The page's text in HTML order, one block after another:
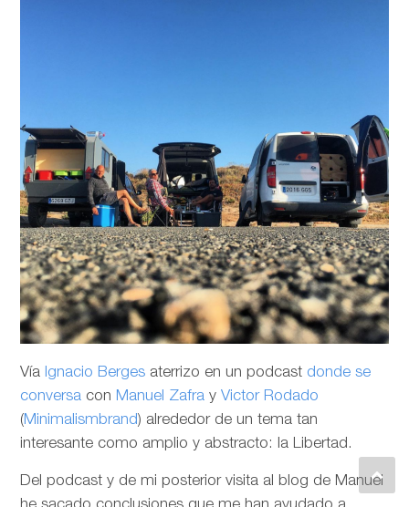
Vía Ignacio Berges aterrizo en un podcast donde se
conversa con Manuel Zafra y Victor Rodado
(Minimalismbrand) alrededor de un tema tan
interesante como amplio y abstracto: la Libertad.
Del podcast y de mi posterior visita al blog de Manuel